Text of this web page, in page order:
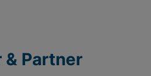
& Partner